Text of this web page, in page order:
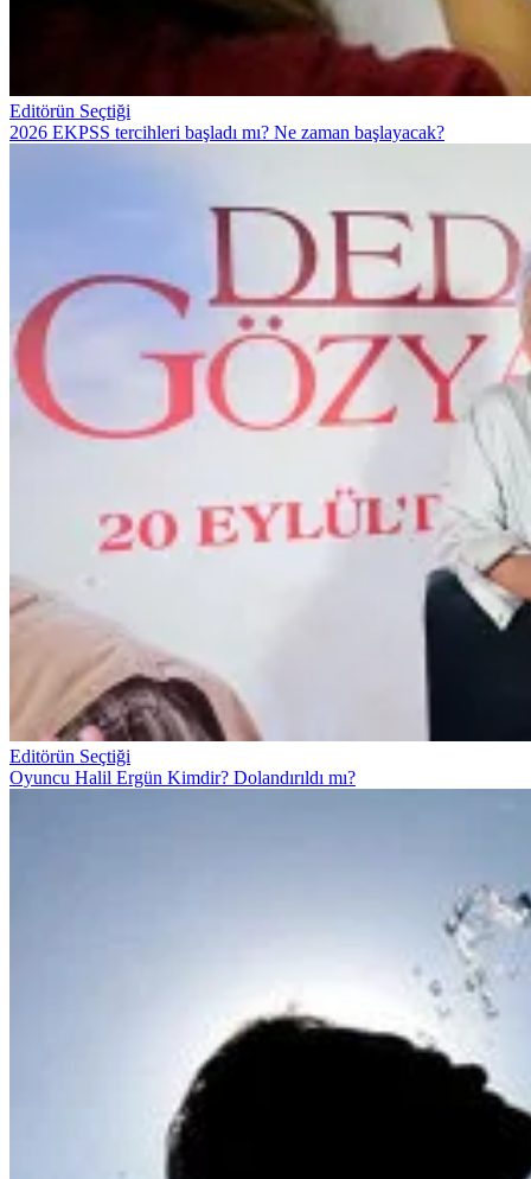
Editörün Seçtiği
2026 EKPSS tercihleri başladı mı? Ne zaman başlayacak?
Editörün Seçtiği
Oyuncu Halil Ergün Kimdir? Dolandırıldı mı?